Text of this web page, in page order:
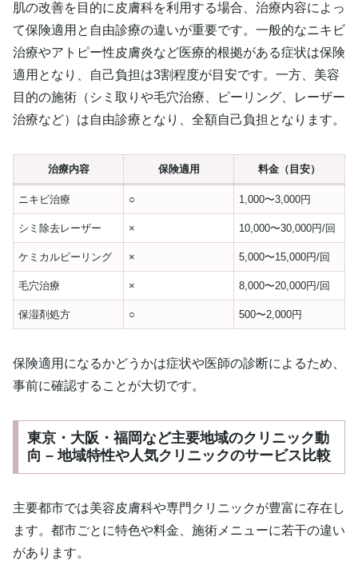
肌の改善を目的に皮膚科を利用する場合、治療内容によっ
て保険適用と自由診療の違いが重要です。一般的なニキビ
治療やアトピー性皮膚炎など医療的根拠がある症状は保険
適用となり、自己負担は3割程度が目安です。一方、美容
目的の施術（シミ取りや毛穴治療、ピーリング、レーザー
治療など）は自由診療となり、全額自己負担となります。
治療内容 保険適用 料金（目安）
ニキビ治療 ○ 1,000〜3,000円
シミ除去レーザー × 10,000〜30,000円/回
ケミカルピーリング × 5,000〜15,000円/回
毛穴治療 × 8,000〜20,000円/回
保湿剤処方 ○ 500〜2,000円
保険適用になるかどうかは症状や医師の診断によるため、
事前に確認することが大切です。
東京・大阪・福岡など主要地域のクリニック動
向 – 地域特性や人気クリニックのサービス比較
主要都市では美容皮膚科や専門クリニックが豊富に存在し
ます。都市ごとに特色や料金、施術メニューに若干の違い
があります。